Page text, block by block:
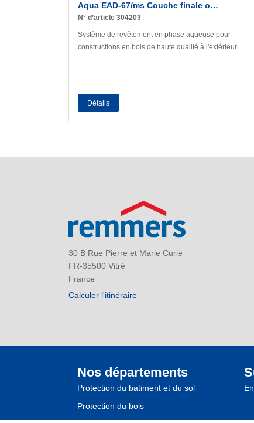
Aqua EAD-67/ms Couche finale o…
N° d’article 304203
Système de revêtement en phase aqueuse pour
constructions en bois de haute qualité à l'extérieur
Détails
30 B Rue Pierre et Marie Curie
FR-35500 Vitré
France
Calculer l'itinéraire
Nos départements
Protection du batiment et du sol
Protection du bois